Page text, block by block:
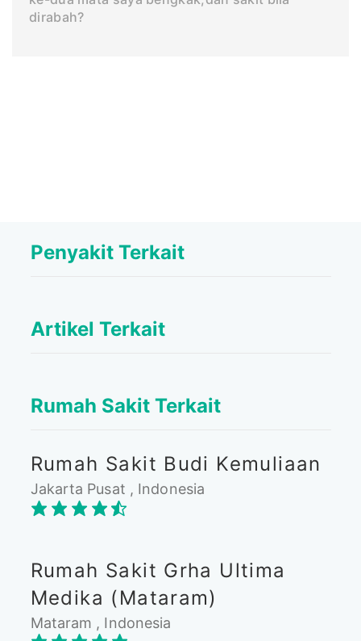
dirabah?
Penyakit Terkait
Artikel Terkait
Rumah Sakit Terkait
Rumah Sakit Budi Kemuliaan
Jakarta Pusat , Indonesia
Rumah Sakit Grha Ultima
Medika (Mataram)
Mataram , Indonesia